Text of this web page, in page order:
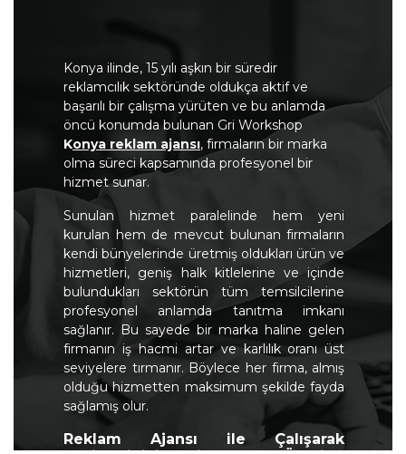
Konya ilinde, 15 yılı aşkın bir süredir
reklamcılık sektöründe oldukça aktif ve
başarılı bir çalışma yürüten ve bu anlamda
öncü konumda bulunan Gri Workshop
Konya reklam ajansı, firmaların bir marka
olma süreci kapsamında profesyonel bir
hizmet sunar.
Sunulan hizmet paralelinde hem yeni
kurulan hem de mevcut bulunan firmaların
kendi bünyelerinde üretmiş oldukları ürün ve
hizmetleri, geniş halk kitlelerine ve içinde
bulundukları sektörün tüm temsilcilerine
profesyonel anlamda tanıtma imkanı
sağlanır. Bu sayede bir marka haline gelen
firmanın iş hacmi artar ve karlılık oranı üst
seviyelere tırmanır. Böylece her firma, almış
olduğu hizmetten maksimum şekilde fayda
sağlamış olur.
Reklam Ajansı ile Çalışarak